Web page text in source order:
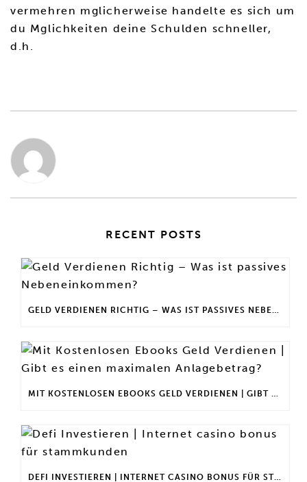
vermehren mglicherweise handelte es sich um
du Mglichkeiten deine Schulden schneller,
d.h.
RECENT POSTS
GELD VERDIENEN RICHTIG – WAS IST PASSIVES NEBENEINKOMMEN?
MIT KOSTENLOSEN EBOOKS GELD VERDIENEN | GIBT ES EINEN MAXIMALEN ANLAGEBETRAG?
DEFI INVESTIEREN | INTERNET CASINO BONUS FÜR STAMMKUNDEN